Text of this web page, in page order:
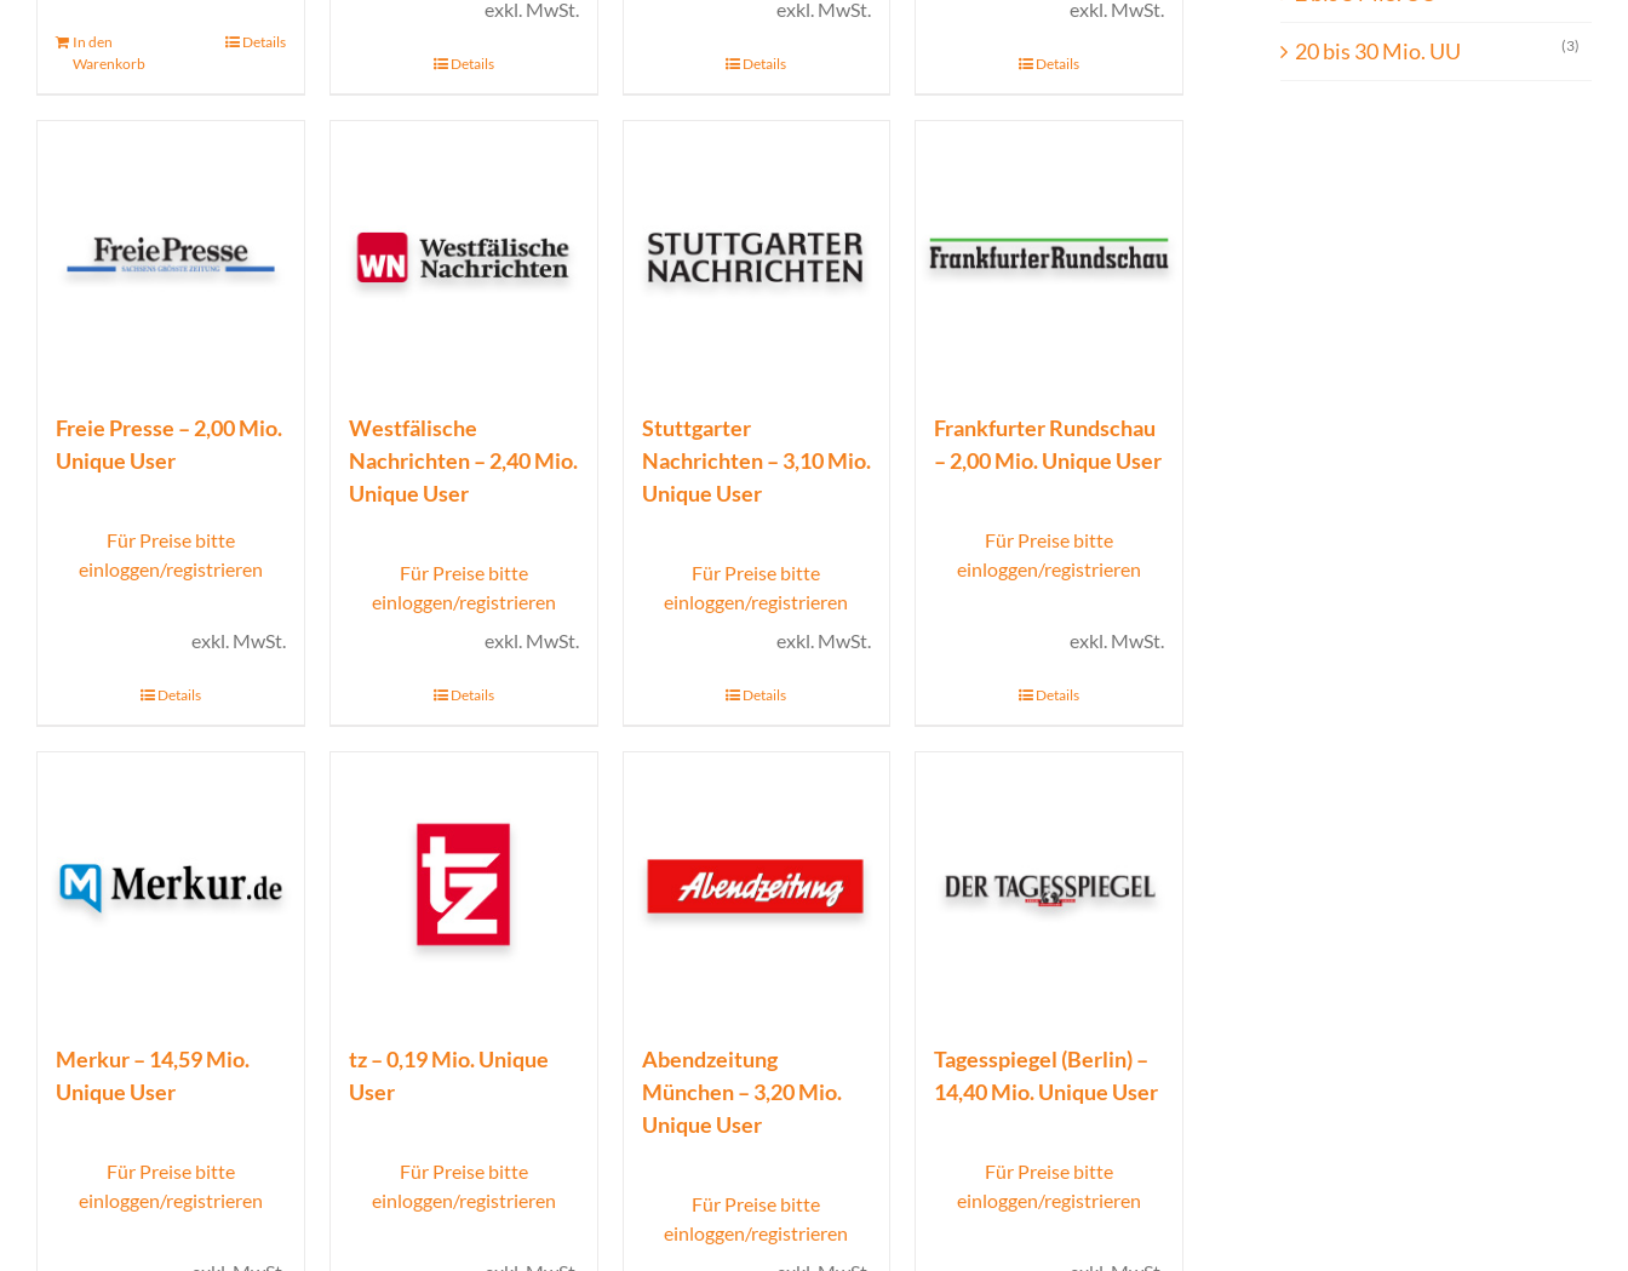
2.450,00 €
In den
Warenkorb
Details
exkl. MwSt.
Details
exkl. MwSt.
Details
exkl. MwSt.
Details
Freie Presse – 2,00 Mio.
Unique User
Für Preise bitte
einloggen/registrieren
exkl. MwSt.
Details
Westfälische
Nachrichten – 2,40 Mio.
Unique User
Für Preise bitte
einloggen/registrieren
exkl. MwSt.
Details
Stuttgarter
Nachrichten – 3,10 Mio.
Unique User
Für Preise bitte
einloggen/registrieren
exkl. MwSt.
Details
Frankfurter Rundschau
– 2,00 Mio. Unique User
Für Preise bitte
einloggen/registrieren
exkl. MwSt.
Details
Merkur – 14,59 Mio.
Unique User
Für Preise bitte
einloggen/registrieren
tz – 0,19 Mio. Unique
User
Für Preise bitte
einloggen/registrieren
Abendzeitung
München – 3,20 Mio.
Unique User
Für Preise bitte
einloggen/registrieren
Tagesspiegel (Berlin) –
14,40 Mio. Unique User
Für Preise bitte
einloggen/registrieren
20 bis 30 Mio. UU (3)